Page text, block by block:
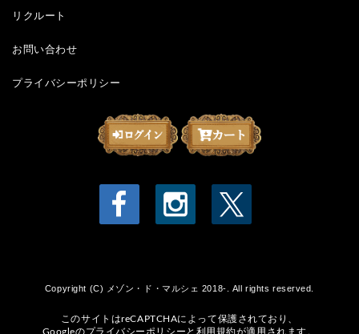
リクルート
お問い合わせ
プライバシーポリシー
Copyright (C) メゾン・ド・マルシェ 2018-. All rights reserved.
このサイトはreCAPTCHAによって保護されており、
Googleのプライバシーポリシー と 利用規約が適用されます。